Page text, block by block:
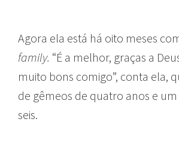
Agora ela está há oito meses
family. “É a melhor, graças a
muito bons comigo”, conta ela,
de gêmeos de quatro anos e
seis.